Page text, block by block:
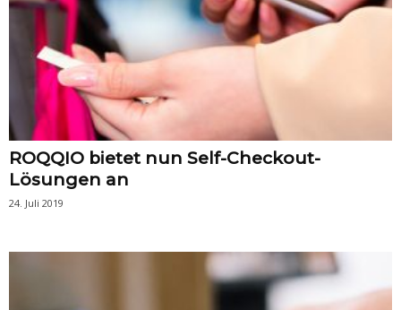
ROQQIO bietet nun Self-Checkout-
Lösungen an
24. Juli 2019